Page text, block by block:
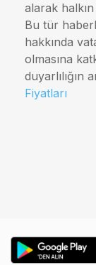
alarak
Bu tür
hakkında
olmasına
duyarlılığın
Fiyatları